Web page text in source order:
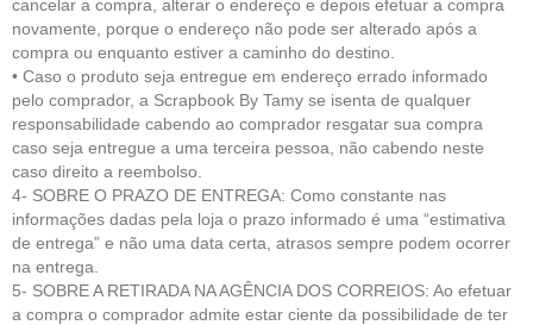
cancelar a compra, alterar o endereço e depois efetuar a compra
novamente, porque o endereço não pode ser alterado após a
compra ou enquanto estiver a caminho do destino.
• Caso o produto seja entregue em endereço errado informado
pelo comprador, a Scrapbook By Tamy se isenta de qualquer
responsabilidade cabendo ao comprador resgatar sua compra
caso seja entregue a uma terceira pessoa, não cabendo neste
caso direito a reembolso.
4- SOBRE O PRAZO DE ENTREGA: Como constante nas
informações dadas pela loja o prazo informado é uma “estimativa
de entrega” e não uma data certa, atrasos sempre podem ocorrer
na entrega.
5- SOBRE A RETIRADA NA AGÊNCIA DOS CORREIOS: Ao efetuar
a compra o comprador admite estar ciente da possibilidade de ter